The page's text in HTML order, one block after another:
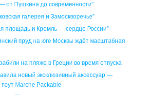
от Пушкина до современности”
галерея и Замоскворечье”
площадь и Кремль — сердце России”
пруд на юге Москвы ждёт масштабная
на пляже в Греции во время отпуска
новый эксклюзивный аксессуар —
тоут Marche Packable